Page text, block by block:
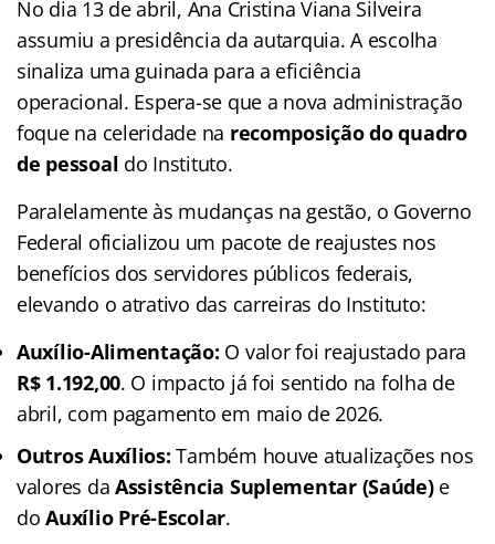
No dia 13 de abril, Ana Cristina Viana Silveira
assumiu a presidência da autarquia. A escolha
sinaliza uma guinada para a eficiência
operacional. Espera-se que a nova administração
foque na celeridade na recomposição do quadro
de pessoal do Instituto.
Paralelamente às mudanças na gestão, o Governo
Federal oficializou um pacote de reajustes nos
benefícios dos servidores públicos federais,
elevando o atrativo das carreiras do Instituto:
Auxílio-Alimentação: O valor foi reajustado para
R$ 1.192,00. O impacto já foi sentido na folha de
abril, com pagamento em maio de 2026.
Outros Auxílios: Também houve atualizações nos
valores daAssistência Suplementar (Saúde)e
doAuxílio Pré-Escolar.